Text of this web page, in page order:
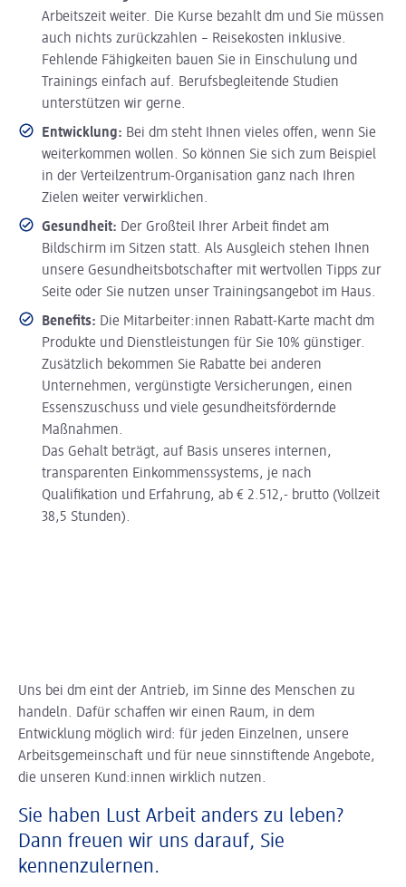
Arbeitszeit weiter. Die Kurse bezahlt dm und Sie müssen
auch nichts zurückzahlen – Reisekosten inklusive.
Fehlende Fähigkeiten bauen Sie in Einschulung und
Trainings einfach auf. Berufsbegleitende Studien
unterstützen wir gerne.
Entwicklung: Bei dm steht Ihnen vieles offen, wenn Sie
weiterkommen wollen. So können Sie sich zum Beispiel
in der Verteilzentrum-Organisation ganz nach Ihren
Zielen weiter verwirklichen.
Gesundheit: Der Großteil Ihrer Arbeit findet am
Bildschirm im Sitzen statt. Als Ausgleich stehen Ihnen
unsere Gesundheitsbotschafter mit wertvollen Tipps zur
Seite oder Sie nutzen unser Trainingsangebot im Haus.
Benefits: Die Mitarbeiter:innen Rabatt-Karte macht dm
Produkte und Dienstleistungen für Sie 10% günstiger.
Zusätzlich bekommen Sie Rabatte bei anderen
Unternehmen, vergünstigte Versicherungen, einen
Essenszuschuss und viele gesundheitsfördernde
Maßnahmen.
Das Gehalt beträgt, auf Basis unseres internen,
transparenten Einkommenssystems, je nach
Qualifikation und Erfahrung, ab € 2.512,- brutto (Vollzeit
38,5 Stunden).
Uns bei dm eint der Antrieb, im Sinne des Menschen zu
handeln. Dafür schaffen wir einen Raum, in dem
Entwicklung möglich wird: für jeden Einzelnen, unsere
Arbeitsgemeinschaft und für neue sinnstiftende Angebote,
die unseren Kund:innen wirklich nutzen.
Sie haben Lust Arbeit anders zu leben?
Dann freuen wir uns darauf, Sie
kennenzulernen.